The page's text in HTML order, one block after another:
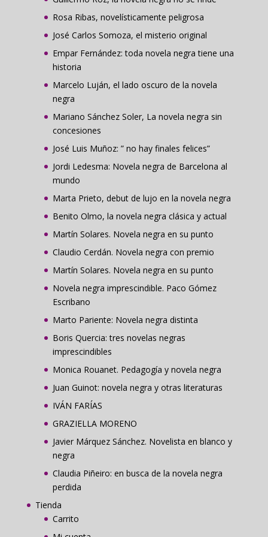
Rosa Ribas, novelísticamente peligrosa
José Carlos Somoza, el misterio original
Empar Fernández: toda novela negra tiene una
historia
Marcelo Luján, el lado oscuro de la novela
negra
Mariano Sánchez Soler, La novela negra sin
concesiones
José Luis Muñoz: ” no hay finales felices”
Jordi Ledesma: Novela negra de Barcelona al
mundo
Marta Prieto, debut de lujo en la novela negra
Benito Olmo, la novela negra clásica y actual
Martín Solares. Novela negra en su punto
Claudio Cerdán. Novela negra con premio
Martín Solares. Novela negra en su punto
Novela negra imprescindible. Paco Gómez
Escribano
Marto Pariente: Novela negra distinta
Boris Quercia: tres novelas negras
imprescindibles
Monica Rouanet. Pedagogía y novela negra
Juan Guinot: novela negra y otras literaturas
IVÁN FARÍAS
GRAZIELLA MORENO
Javier Márquez Sánchez. Novelista en blanco y
negra
Claudia Piñeiro: en busca de la novela negra
perdida
Tienda
Carrito